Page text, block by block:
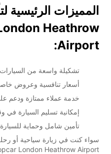
المميزات الرئيسية
Heathrow
Airport:
تشكيلة واسعة من
أسعار تنافسية وعروض
خدمة عملاء ممتازة ودعم
إمكانية تسليم السيارة
تأمين شامل وحماية للسيارة
سواء كنت في زيارة سياحية أو